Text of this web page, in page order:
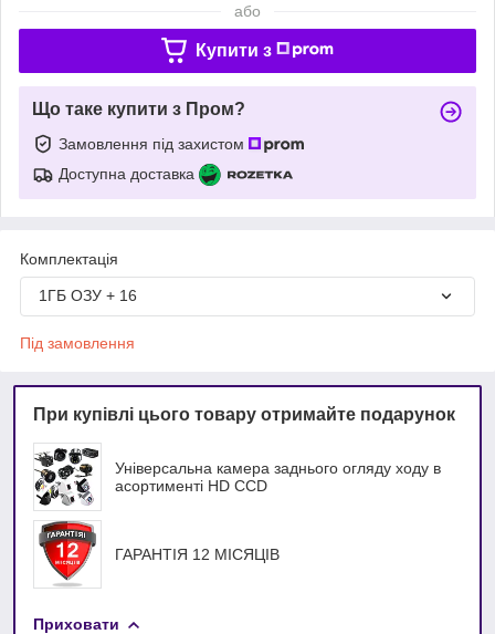
або
Купити з
Що таке купити з Пром?
Замовлення під захистом
Доступна доставка
Комплектація
1ГБ ОЗУ + 16
Під замовлення
При купівлі цього товару отримайте подарунок
Універсальна камера заднього огляду ходу в
асортименті HD ССD
ГАРАНТІЯ 12 МІСЯЦІВ
Приховати